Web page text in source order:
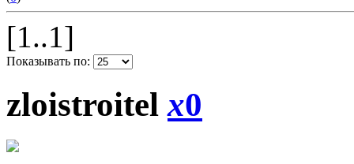
[1..1]
Показывать по:
zloistroitelx0